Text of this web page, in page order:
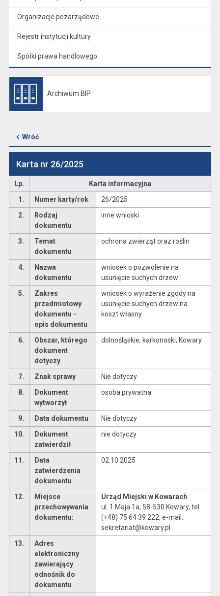
Organizacje pozarządowe
Rejestr instytucji kultury
Spółki prawa handlowego
Archiwum BIP
Wróć
Karta nr 26/2025
Lp.
Karta informacyjna
1.
Numer karty/rok
26/2025
2.
Rodzaj
dokumentu
inne wnioski
3.
Temat
dokumentu
ochrona zwierząt oraz roślin
4.
Nazwa
dokumentu
wniosek o pozwolenie na
usunięcie suchych drzew
5.
Zakres
przedmiotowy
dokumentu -
opis dokumentu
wniosek o wyrażenie zgody na
usunięcie suchych drzew na
koszt własny
6.
Obszar, którego
dokument
dotyczy
dolnośląskie, karkonoski, Kowary
7. Znak sprawy
Nie dotyczy
8.
Dokument
wytworzył
osoba prywatna
9. Data dokumentu
Nie dotyczy
10.
Dokument
zatwierdził
nie dotyczy
11.
Data
zatwierdzenia
dokumentu
02.10.2025
12.
Miejsce
przechowywania
dokumentu:
Urząd Miejski w Kowarach
ul. 1 Maja 1a, 58-530 Kowary, tel.
(+48) 75 64 39 222, e-mail:
sekretariat@kowary.pl
13.
Adres
elektroniczny
zawierający
odnośnik do
dokumentu